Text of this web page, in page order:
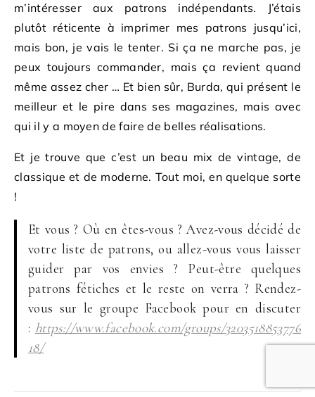
m’intéresser aux patrons indépendants. J’étais
plutôt réticente à imprimer mes patrons jusqu’ici,
mais bon, je vais le tenter. Si ça ne marche pas, je
peux toujours commander, mais ça revient quand
même assez cher … Et bien sûr, Burda, qui présent le
meilleur et le pire dans ses magazines, mais avec
qui il y a moyen de faire de belles réalisations.
Et je trouve que c’est un beau mix de vintage, de
classique et de moderne. Tout moi, en quelque sorte
!
Et vous ? Où en êtes-vous ? Avez-vous décidé de
votre liste de patrons, ou allez-vous vous laisser
guider par vos envies ? Peut-être quelques
patrons fétiches et le reste on verra ? Rendez-
vous sur le groupe Facebook pour en discuter
: https://www.facebook.com/groups/3203518853776
18/